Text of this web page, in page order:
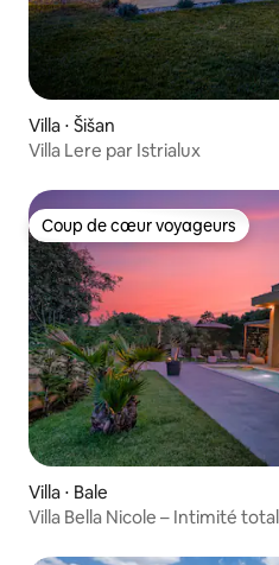
Villa ⋅ Šišan
Villa Lere par Istrialux
Coup de cœur voyageurs
Coup de cœur voyageurs
Villa ⋅ Bale
Villa Bella Nicole – Intimité